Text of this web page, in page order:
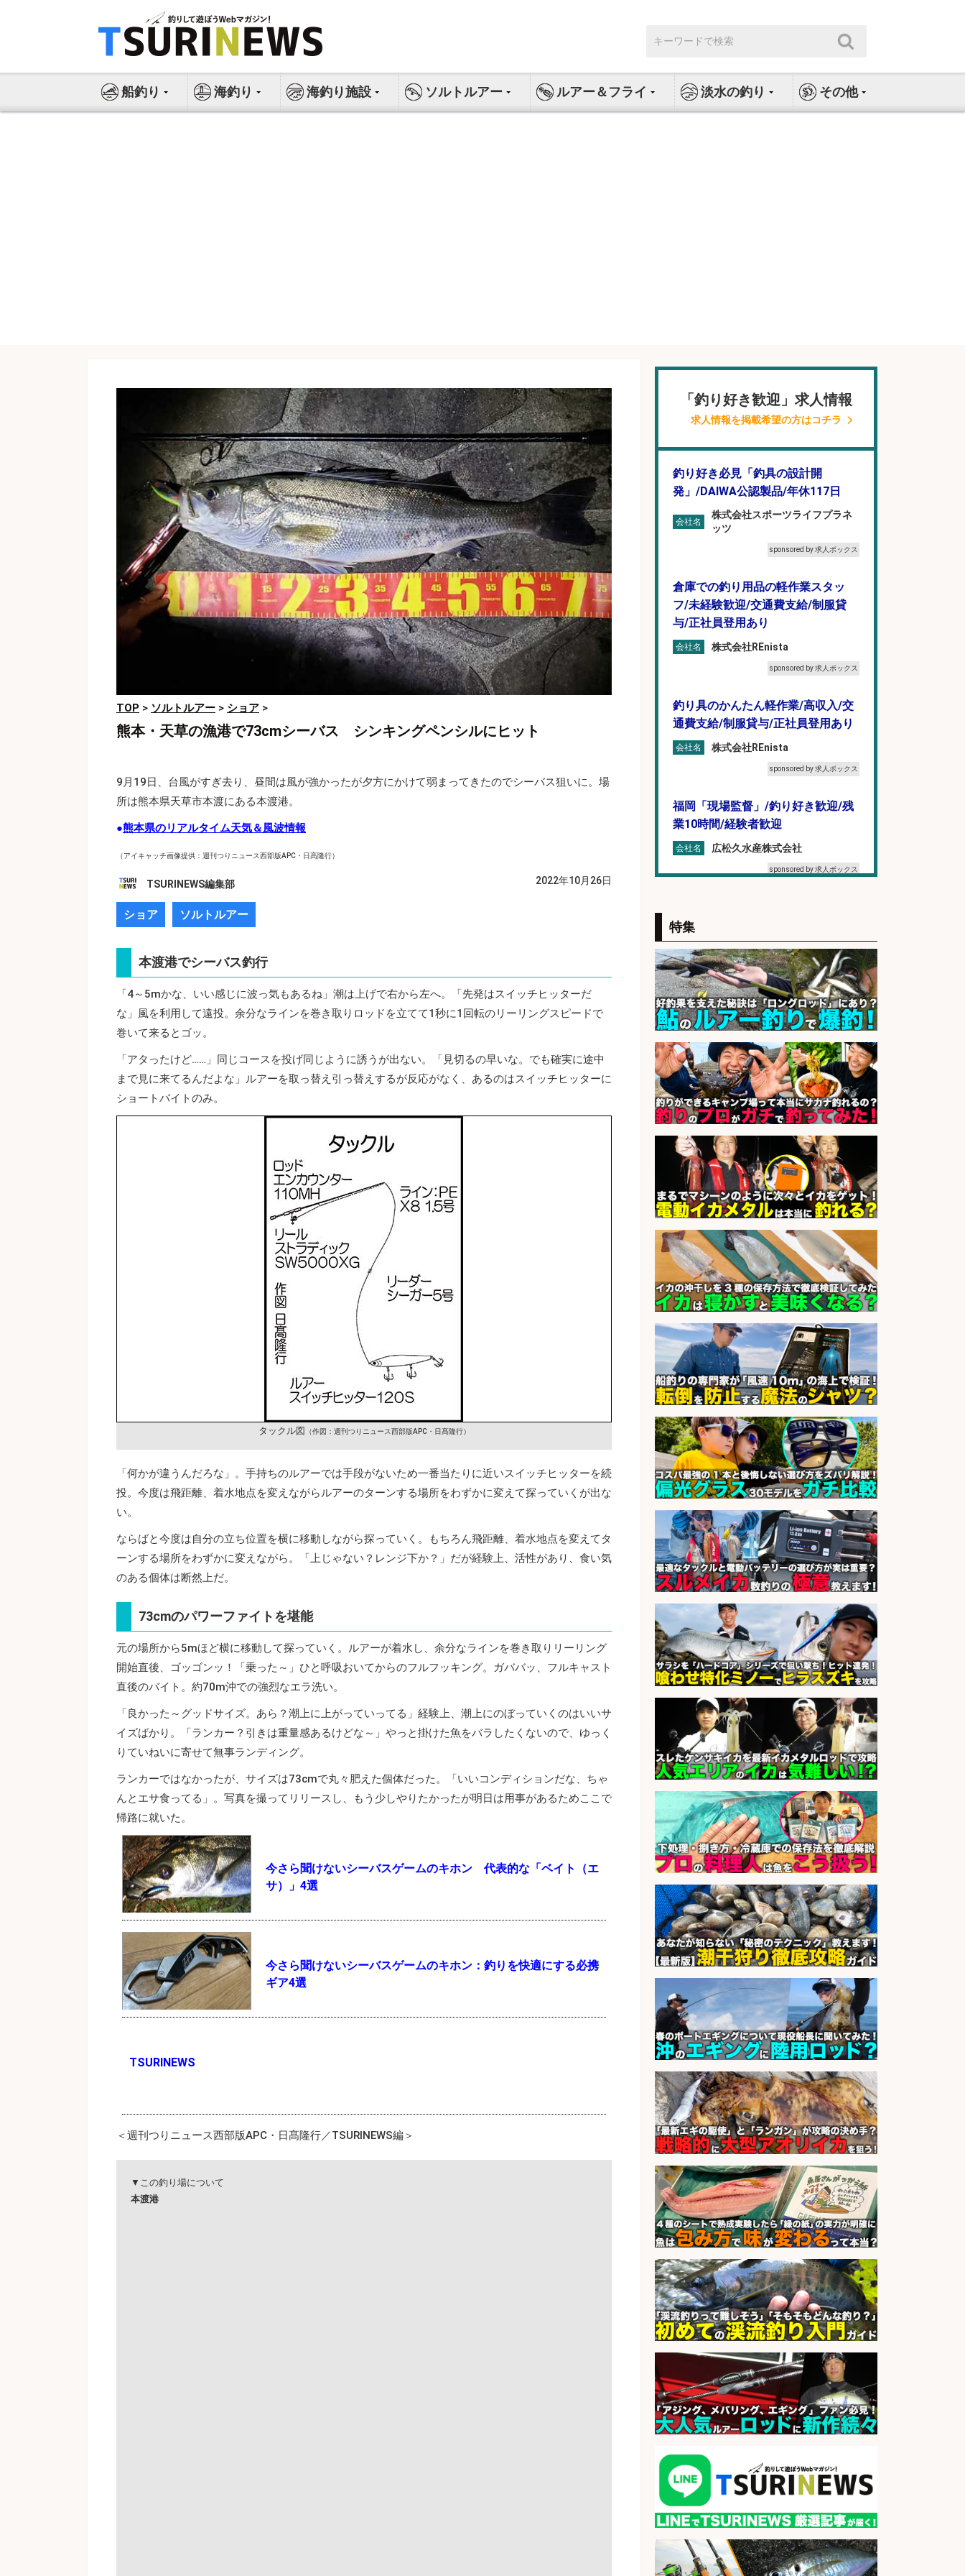
ス
索:
船釣り 海釣り 海釣り施設 ソルトルアー ルアー＆フライ 淡水の釣り その他
TOP > ソルトルアー > ショア >
熊本・天草の漁港で73cmシーバス シンキングペンシルにヒット
9月19日、台風がすぎ去り、昼間は風が強かったが夕方にかけて弱まってきたのでシーバス狙いに。場
所は熊本県天草市本渡にある本渡港。
●熊本県のリアルタイム天気＆風波情報
（アイキャッチ画像提供：週刊つりニュース西部版APC・日髙隆行）
TSURINEWS編集部 2022年10月26日
ショア ソルトルアー
本渡港でシーバス釣行
「4～5mかな、いい感じに波っ気もあるね」潮は上げで右から左へ。「先発はスイッチヒッターだ
な」風を利用して遠投。余分なラインを巻き取りロッドを立てて1秒に1回転のリーリングスピードで
巻いて来るとゴッ。
「アタったけど……」同じコースを投げ同じように誘うが出ない。「見切るの早いな。でも確実に途中
まで見に来てるんだよな」ルアーを取っ替え引っ替えするが反応がなく、あるのはスイッチヒッターに
ショートバイトのみ。
タックル図 （作図：週刊つりニュース西部版APC・日髙隆行）
「何かが違うんだろな」。手持ちのルアーでは手段がないため一番当たりに近いスイッチヒッターを続
投。今度は飛距離、着水地点を変えながらルアーのターンする場所をわずかに変えて探っていくが出な
い。
ならばと今度は自分の立ち位置を横に移動しながら探っていく。もちろん飛距離、着水地点を変えてタ
ーンする場所をわずかに変えながら。「上じゃない？レンジ下か？」だが経験上、活性があり、食い気
のある個体は断然上だ。
73cmのパワーファイトを堪能
元の場所から5mほど横に移動して探っていく。ルアーが着水し、余分なラインを巻き取りリーリング
開始直後、ゴッゴンッ！「乗った～」ひと呼吸おいてからのフルフッキング。ガババッ、フルキャスト
直後のバイト。約70m沖での強烈なエラ洗い。
「良かった～グッドサイズ。あら？潮上に上がっていってる」経験上、潮上にのぼっていくのはいいサ
イズばかり。「ランカー？引きは重量感あるけどな～」やっと掛けた魚をバラしたくないので、ゆっく
りていねいに寄せて無事ランディング。
ランカーではなかったが、サイズは73cmで丸々肥えた個体だった。「いいコンディションだな、ちゃ
んとエサ食ってる」。写真を撮ってリリースし、もう少しやりたかったが明日は用事があるためここで
帰路に就いた。
今さら聞けないシーバスゲームのキホン 代表的な「ベイト（エ
サ）」4選
今さら聞けないシーバスゲームのキホン：釣りを快適にする必携
ギア4選
TSURINEWS
＜週刊つりニュース西部版APC・日髙隆行／TSURINEWS編＞
▼この釣り場について
本渡港
「釣り好き歓迎」求人情報
求人情報を掲載希望の方はコチラ
釣り好き必見「釣具の設計開
発」/DAIWA公認製品/年休117日
会社名
株式会社スポーツライフプラネ
ッツ
sponsored by 求人ボックス
倉庫での釣り用品の軽作業スタッ
フ/未経験歓迎/交通費支給/制服貸
与/正社員登用あり
会社名 株式会社REnista
sponsored by 求人ボックス
釣り具のかんたん軽作業/高収入/交
通費支給/制服貸与/正社員登用あり
会社名 株式会社REnista
sponsored by 求人ボックス
福岡「現場監督」/釣り好き歓迎/残
業10時間/経験者歓迎
会社名 広松久水産株式会社
sponsored by 求人ボックス
通費支給/制服貸与/正社員登用あり
会社名 株式会社REnista
sponsored by 求人ボックス
フィッシング用品の「製品開発設
計」
会社名 メガバス株式会社
sponsored by 求人ボックス
和食, 日本料理・懐石料理/店長・店
長候補/本物を知る大人の隠れ家!魚
の価値を上げ、地域を元気に!店長候
補募集
会社名 酒場あらかぶ 酒場あらかぶ
sponsored by 求人ボックス
仕分け・シール貼り/釣り具などの
出荷作業/兵庫県/神戸市北区
会社名 UTエージェント株式会社
sponsored by 求人ボックス
和食, 日本料理・懐石料理/店長・店
長候補/旬と手作りにこだわる!さか
なの価値を上げ、地域を元気に!店長
候補募集
会社名 博多 華吉 博多 華吉
sponsored by 求人ボックス
和食, 居酒屋/調理見習い・調理補助/
新鮮な魚料理×おでんの和食居酒屋
の若手スタッフ
会社名 サカナのハチベエ 矢場町店
sponsored by 求人ボックス
さらに求人情報を見る
特集